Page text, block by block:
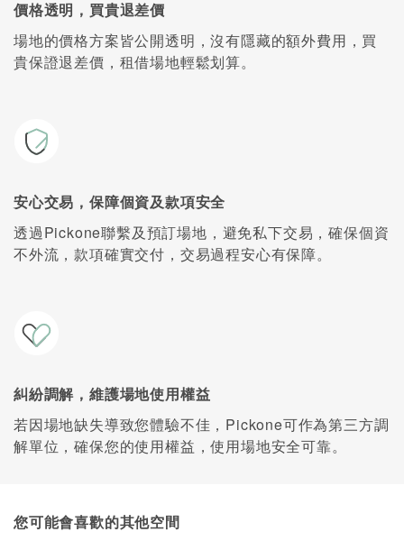
價格透明，買貴退差價
場地的價格方案皆公開透明，沒有隱藏的額外費用，買
貴保證退差價，租借場地輕鬆划算。
安心交易，保障個資及款項安全
透過Pickone聯繫及預訂場地，避免私下交易，確保個資
不外流，款項確實交付，交易過程安心有保障。
糾紛調解，維護場地使用權益
若因場地缺失導致您體驗不佳，Pickone可作為第三方調
解單位，確保您的使用權益，使用場地安全可靠。
您可能會喜歡的其他空間